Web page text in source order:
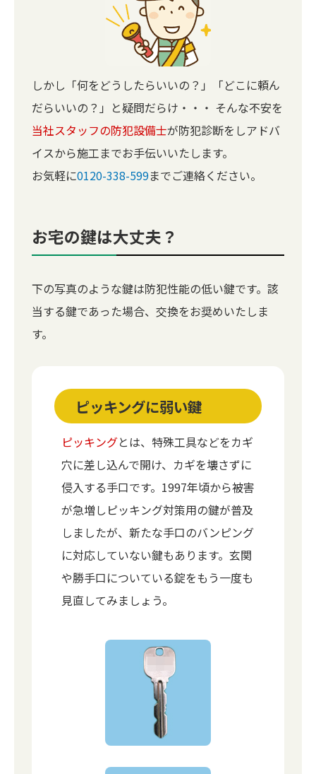
しかし「何をどうしたらいいの？」「どこに頼ん
だらいいの？」と疑問だらけ・・・ そんな不安を
当社スタッフの防犯設備士が防犯診断をしアドバ
イスから施工までお手伝いいたします。
お気軽に0120-338-599までご連絡ください。
お宅の鍵は大丈夫？
下の写真のような鍵は防犯性能の低い鍵です。該
当する鍵であった場合、交換をお奨めいたしま
す。
ピッキングに弱い鍵
ピッキングとは、特殊工具などをカギ
穴に差し込んで開け、カギを壊さずに
侵入する手口です。1997年頃から被害
が急増しピッキング対策用の鍵が普及
しましたが、新たな手口のバンピング
に対応していない鍵もあります。玄関
や勝手口についている錠をもう一度も
見直してみましょう。